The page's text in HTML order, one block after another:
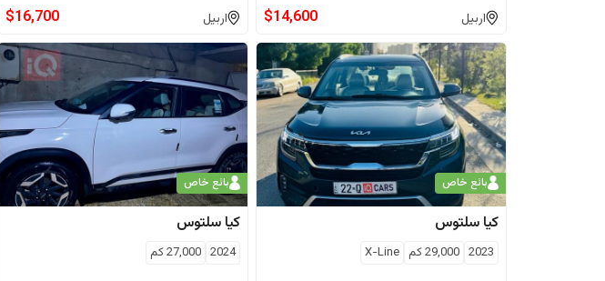
اربيل $14,600 اربيل $16,700
بائع خاص
كيا سلتوس
2023
29,000كم X-Line
بائع خاص
كيا سلتوس
2024
27,000كم